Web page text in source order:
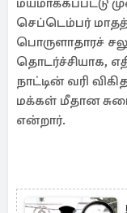
மயமாக்கப்பட்டு
செப்டெம்பர்
பொருளாதாரச்
தொடர்ச்சியாக,
நாட்டின் வரி
மக்கள் மீதான
என்றார்.